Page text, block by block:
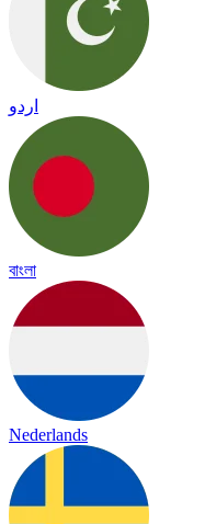
اردو
বাংলা
Nederlands